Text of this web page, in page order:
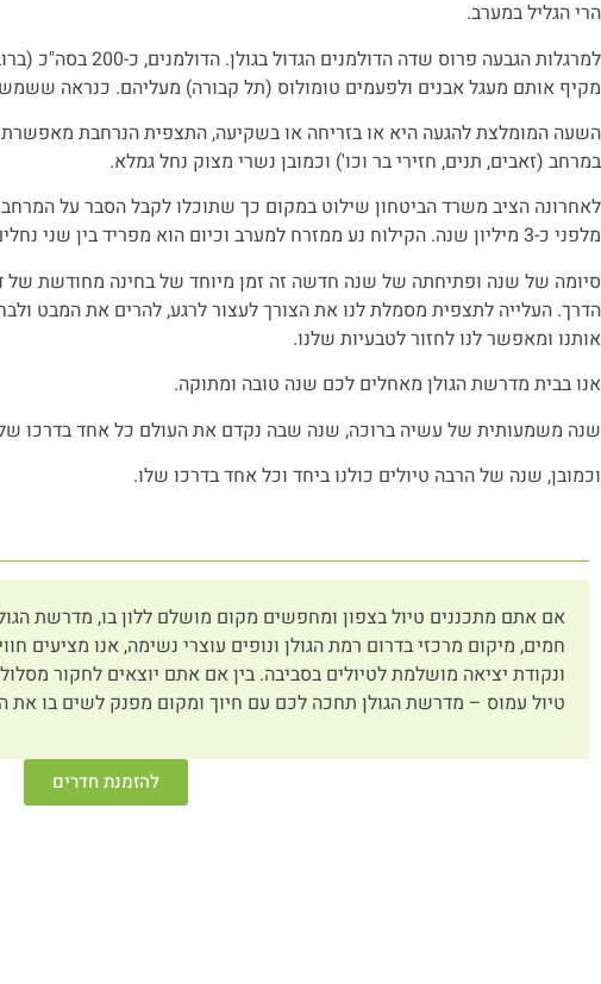
הרי הגליל במערב.
למרגלות הגבעה פרוס
מקיף אותם מעגל אבנים ולפעמים טומולוס (תל קבורה) מעליהם. כנראה
השעה המומלצת להגעה היא או בזריחה או בשקיעה, התצפית הנרחבת מאפשרת
במרחב (זאבים, תנים, חזירי בר וכו') וכמובן נשרי מצוק נחל גמלא.
לאחרונה הציב משרד הביטחון שילוט במקום כך שתוכלו לקבל הסבר על
מלפני כ-3 מיליון שנה. הקילוח נע ממזרח למערב וכיום הוא מפריד בין שני נחלים מחורצים – נחל גמלא מצפון ונחל דליות מדרום.
סיומה של שנה ופתיחתה של שנה חדשה זה זמן מיוחד של בחינה מחודשת של
הדרך. העלייה לתצפית מסמלת לנו את הצורך לעצור לרגע, להרים את המבט
אותנו ומאפשר לנו לחזור לטבעיות שלנו.
אנו בבית מדרשת הגולן מאחלים לכם שנה טובה ומתוקה.
שנה משמעותית של עשיה ברוכה, שנה שבה נקדם את העולם כל אחד בדרכו שלו
וכמובן, שנה של הרבה טיולים כולנו ביחד וכל אחד בדרכו שלו.
אם אתם מתכננים טיול בצפון ומחפשים מקום מושלם ללון בו, מדרשת
חמים, מיקום מרכזי בדרום רמת הגולן ונופים עוצרי נשימה, אנו מציעים
ונקודת יציאה מושלמת לטיולים בסביבה. בין אם אתם יוצאים לחקור
טיול עמוס – מדרשת הגולן תחכה לכם עם חיוך ומקום מפנק לשים בו את
להזמנת חדרים